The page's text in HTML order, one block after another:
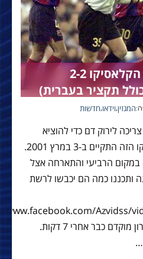
שיעור בהיסטוריה: הקלאסיקו 2-2
המגזין,וידאו,חדשות
לירוק דם כדי להוציא
נקודות מהברנבאו. הקלאסיקו הזה התקיים ב-3 במרץ 2001.
הרביעי והתארחה אצל
ותכננו כמה הם יכבשו לרשת
ראול העלה את מדריד ליתרון מוקדם כבר אחרי 7 דקות.